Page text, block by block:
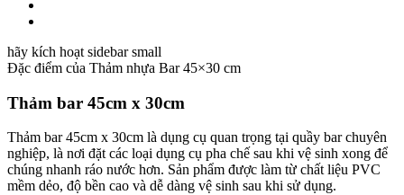
hãy kích hoạt sidebar small
Đặc điểm của Thảm nhựa Bar 45×30 cm
Thảm bar 45cm x 30cm
Thảm bar 45cm x 30cm là dụng cụ quan trọng tại quầy bar chuyên
nghiệp, là nơi đặt các loại dụng cụ pha chế sau khi vệ sinh xong để
chúng nhanh ráo nước hơn. Sản phẩm được làm từ chất liệu PVC
mềm dẻo, độ bền cao và dễ dàng vệ sinh sau khi sử dụng.